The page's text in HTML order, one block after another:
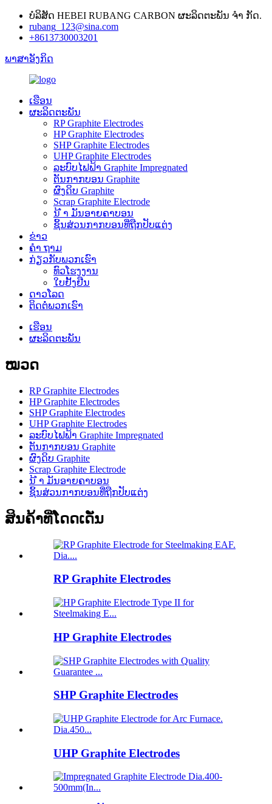
ບໍລິສັດ HEBEI RUBANG CARBON ຜະລິດຕະພັນ ຈຳ ກັດ.
rubang_123@sina.com
+8613730003201
ພາສາອັງກິດ
ເຮືອນ
ຜະລິດຕະພັນ
RP Graphite Electrodes
HP Graphite Electrodes
SHP Graphite Electrodes
UHP Graphite Electrodes
ລະບົບໄຟຟ້າ Graphite Impregnated
ຕັນກາກບອນ Graphite
ຜົງດິບ Graphite
Scrap Graphite Electrode
ນ້ ຳ ມັນອາຍຄາບອນ
ຊິ້ນສ່ວນກາກບອນທີ່ຖືກປັບແຕ່ງ
ຂ່າວ
ຄຳ ຖາມ
ກ່ຽວ​ກັບ​ພວກ​ເຮົາ
ທົວໂຮງງານ
ໃບຢັ້ງຢືນ
ດາວໂລດ
ຕິດ​ຕໍ່​ພວກ​ເຮົາ
ເຮືອນ
ຜະລິດຕະພັນ
ໝວດ
RP Graphite Electrodes
HP Graphite Electrodes
SHP Graphite Electrodes
UHP Graphite Electrodes
ລະບົບໄຟຟ້າ Graphite Impregnated
ຕັນກາກບອນ Graphite
ຜົງດິບ Graphite
Scrap Graphite Electrode
ນ້ ຳ ມັນອາຍຄາບອນ
ຊິ້ນສ່ວນກາກບອນທີ່ຖືກປັບແຕ່ງ
ສິນຄ້າທີ່ໂດດເດັ່ນ
RP Graphite Electrodes
HP Graphite Electrodes
SHP Graphite Electrodes
UHP Graphite Electrodes